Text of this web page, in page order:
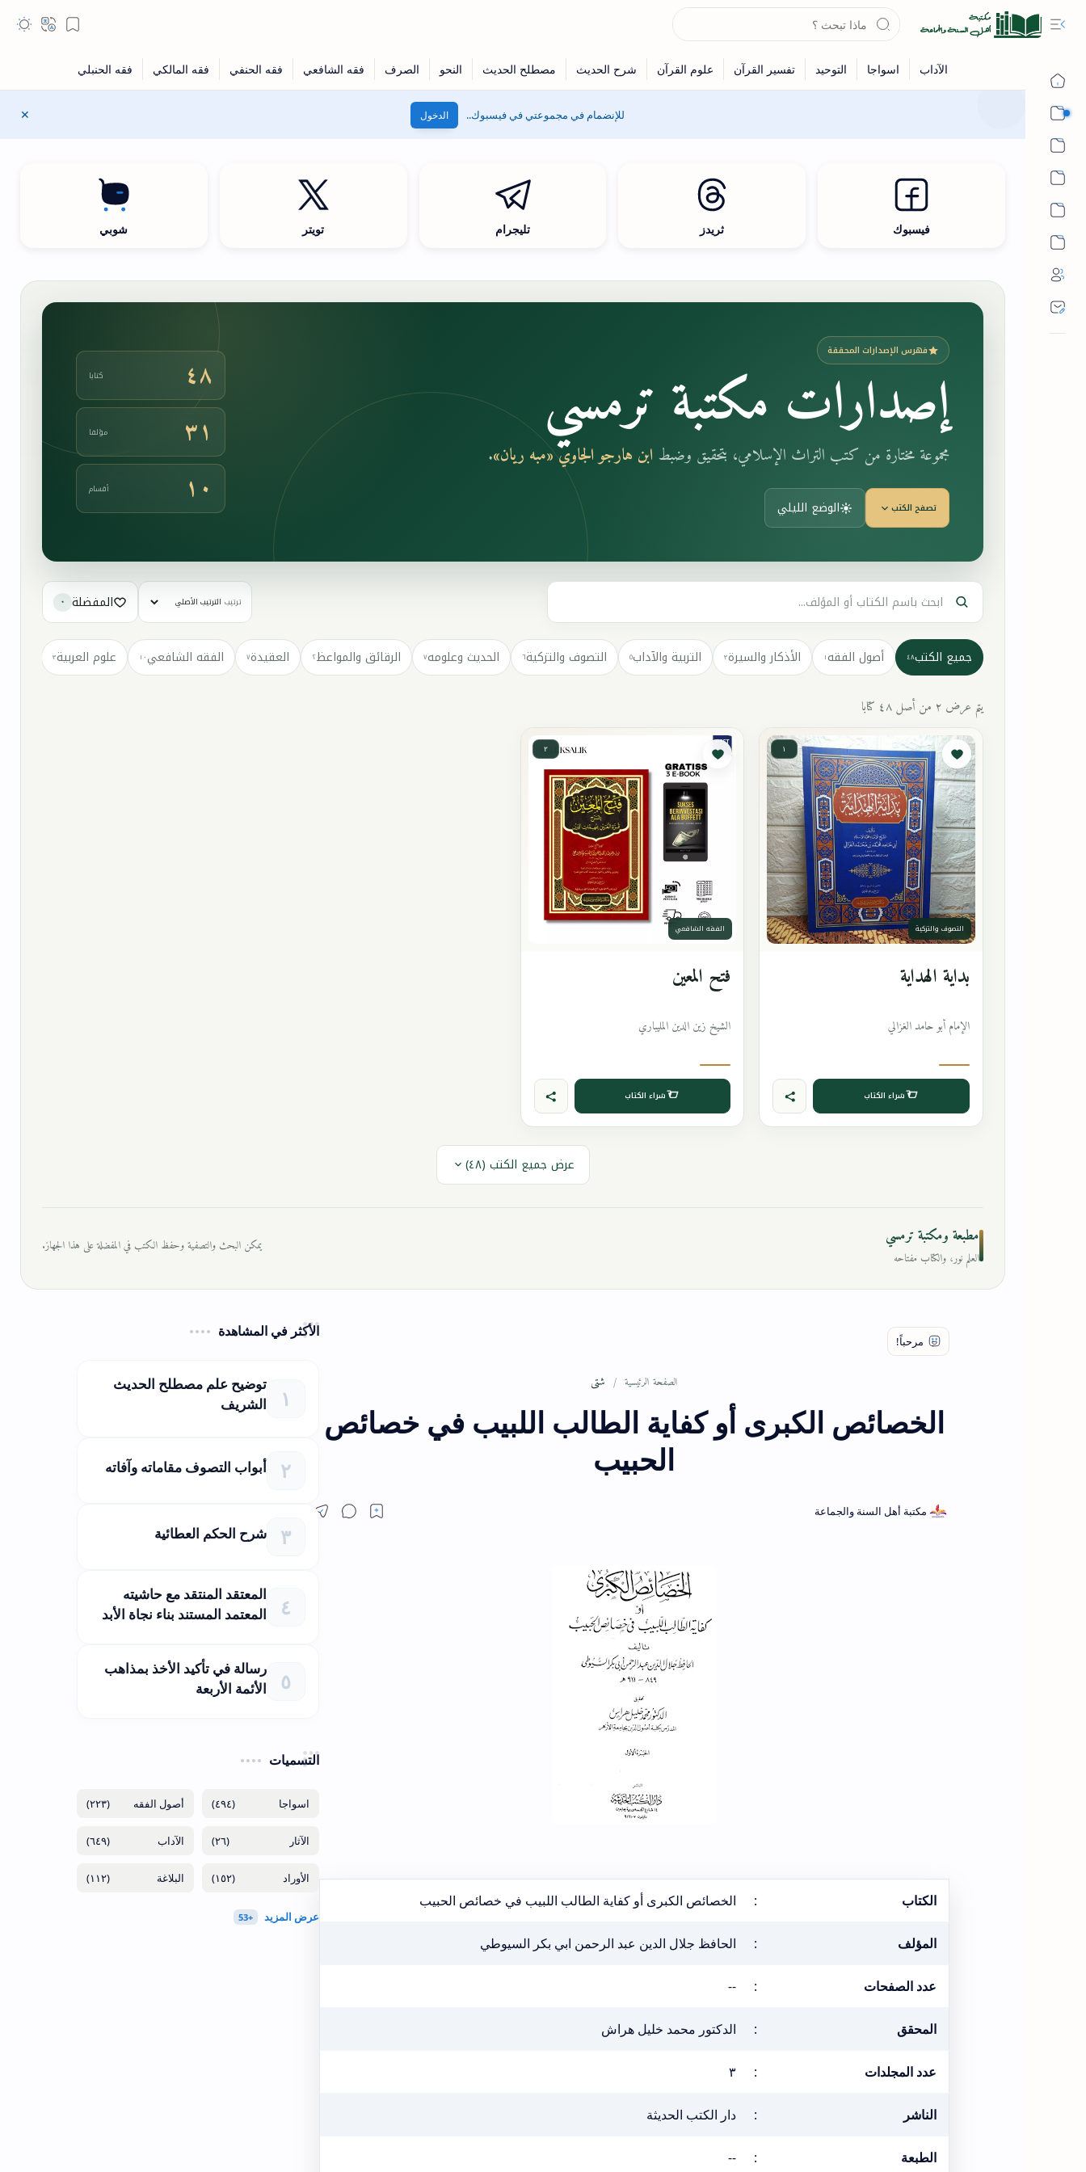
للإنضمام في مجموعتي في فيسبوك.. الدخول
فيسبوك ثريدز تليجرام تويتر شوبي
فهرس الإصدارات المحققة
إصدارات مكتبة ترمسي
مجموعة مختارة من كتب التراث الإسلامي، بتحقيق وضبط ابن هارجو الجاوي «مبه ريان».
تصفح الكتب الوضع الليلي
٤٨ كتابا
٣١ مؤلفا
١٠ أقسام
ترتيب المفضلة ٠
جميع الكتب٤٨ أصول الفقه١ الأذكار والسيرة٣ التربية والآداب٥ التصوف والتزكية٦ الحديث وعلومه٧ الرقائق والمواعظ٢ العقيدة٧ الفقه الشافعي١٠ علوم العربية٣
يتم عرض ٢ من أصل ٤٨ كتابا
١
التصوف والتزكية
بداية الهداية
الإمام أبو حامد الغزالي
شراء الكتاب
٢
الفقه الشافعي
فتح المعين
الشيخ زين الدين المليباري
شراء الكتاب
عرض جميع الكتب (٤٨)
مطبعة ومكتبة ترمسي
العلم نور، والكتاب مفتاحه
يمكن البحث والتصفية وحفظ الكتب في المفضلة على هذا الجهاز.
الصفحة الرئيسية شتى
الخصائص الكبرى أو كفاية الطالب اللبيب في خصائص
الحبيب
الكتاب : الخصائص الكبرى أو كفاية الطالب اللبيب في خصائص الحبيب
المؤلف : الحافظ جلال الدين عبد الرحمن ابي بكر السيوطي
عدد الصفحات :
--
المحقق : الدكتور محمد خليل هراش
عدد المجلدات : ٣
الناشر : دار الكتب الحديثة
الطبعة :
--
الأكثر في المشاهدة
توضيح علم مصطلح الحديث
الشريف
أبواب التصوف مقاماته وآفاته
شرح الحكم العطائية
المعتقد المنتقد مع حاشيته
المعتمد المستند بناء نجاة الأبد
رسالة في تأكيد الأخذ بمذاهب
الأئمة الأربعة
التسميات
(٤٩٤) (٢٢٣)
(٢٦) (٦٤٩)
(١٥٢) (١١٢)